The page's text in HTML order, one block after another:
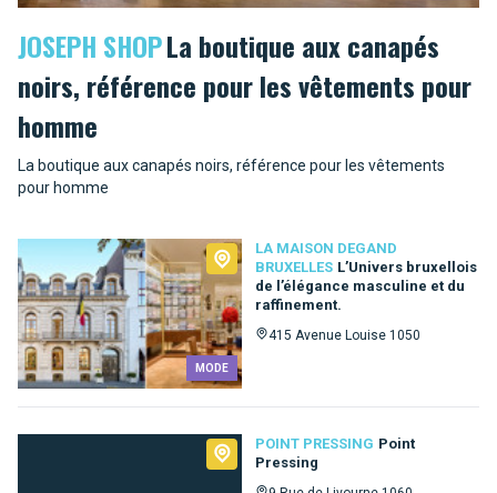
JOSEPH SHOPLa boutique aux canapés
noirs, référence pour les vêtements pour
homme
La boutique aux canapés noirs, référence pour les vêtements
pour homme
MODE
LA MAISON DEGAND
BRUXELLES L’Univers bruxellois
de l’élégance masculine et du
raffinement.
415 Avenue Louise 1050
POINT PRESSING Point
Pressing